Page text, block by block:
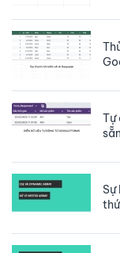
Tự
sẵn